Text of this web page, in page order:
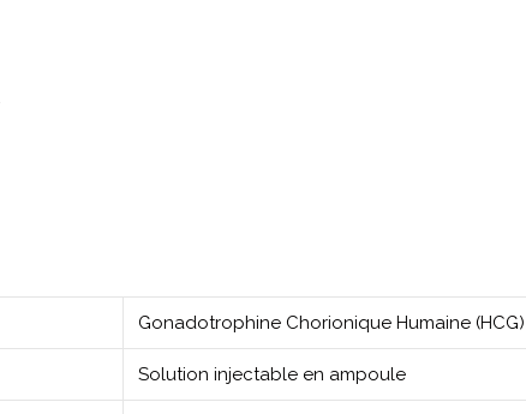
Gonadotrophine Chorionique Humaine (HCG)
Solution injectable en ampoule